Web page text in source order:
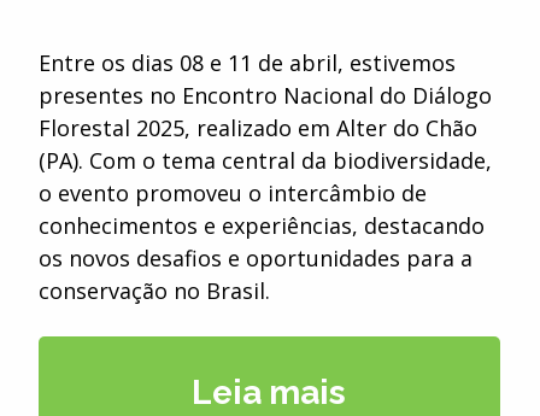
Entre os dias 08 e 11 de abril, estivemos
presentes no Encontro Nacional do Diálogo
Florestal 2025, realizado em Alter do Chão
(PA). Com o tema central da biodiversidade,
o evento promoveu o intercâmbio de
conhecimentos e experiências, destacando
os novos desafios e oportunidades para a
conservação no Brasil.
Leia mais